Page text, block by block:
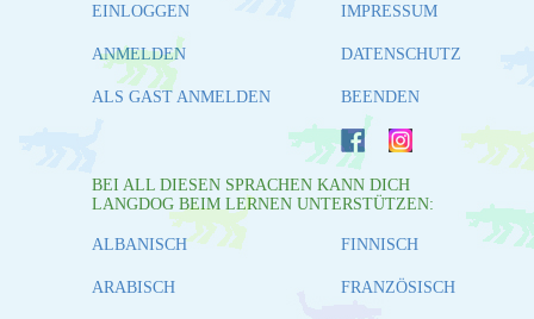
EINLOGGEN
ANMELDEN
ALS GAST ANMELDEN
IMPRESSUM
DATENSCHUTZ
BEENDEN
BEI ALL DIESEN SPRACHEN KANN DICH
LANGDOG BEIM LERNEN UNTERSTÜTZEN:
ALBANISCH
ARABISCH
FINNISCH
FRANZÖSISCH